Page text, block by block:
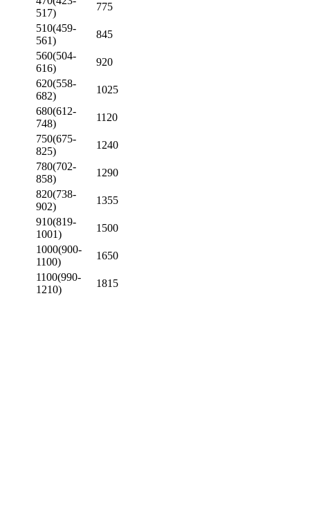
517)
775
510(459-
561)
845
560(504-
616)
920
620(558-
682)
1025
680(612-
748)
1120
750(675-
825)
1240
780(702-
858)
1290
820(738-
902)
1355
910(819-
1001)
1500
1000(900-
1100)
1650
1100(990-
1210)
1815